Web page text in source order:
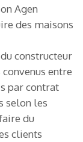
Agen
des maisons
constructeur
entre
par contrat
selon les
du
clients